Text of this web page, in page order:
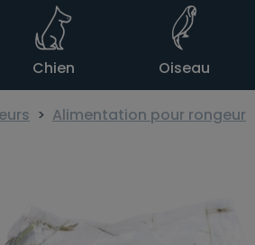
Chien Oiseau
Alimentation pour rongeur